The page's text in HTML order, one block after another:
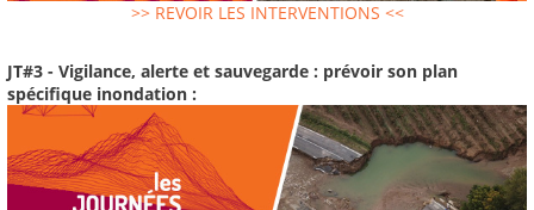
>> REVOIR LES INTERVENTIONS <<
JT#3 - Vigilance, alerte et sauvegarde : prévoir son plan
spécifique inondation :